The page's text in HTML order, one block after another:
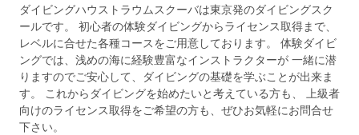
ダイビングハウストラウムスクーバは東京発のダイビングスク
ールです。 初心者の体験ダイビングからライセンス取得まで、
レベルに合せた各種コースをご用意しております。 体験ダイビ
ングでは、浅めの海に経験豊富なインストラクターが 一緒に潜
りますのでご安心して、ダイビングの基礎を学ぶことが出来ま
す。 これからダイビングを始めたいと考えている方も、 上級者
向けのライセンス取得をご希望の方も、ぜひお気軽にお問合せ
下さい。